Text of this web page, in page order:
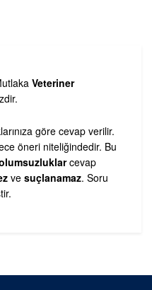
Veteriner
göre cevap verilir.
öneri niteliğindedir. Bu
cevap
ve suçlanamaz. Soru